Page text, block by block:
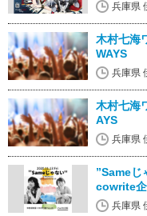
兵庫県
木村七海
WAYS
兵庫県
木村七海
AYS
兵庫県
”Same
cowrite
兵庫県